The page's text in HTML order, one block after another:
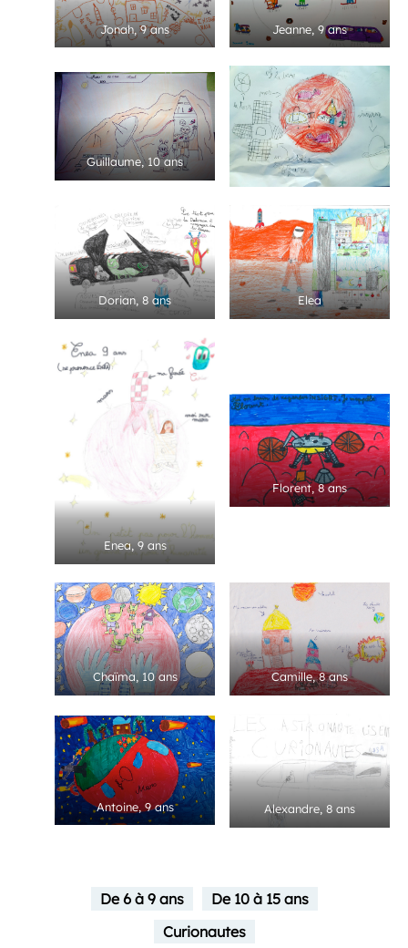
Jonah, 9 ans Jeanne, 9 ans
Guillaume, 10 ans
Dorian, 8 ans Elea
Enea, 9 ans
Florent, 8 ans
Chaïma, 10 ans Camille, 8 ans
Antoine, 9 ans Alexandre, 8 ans
De 6 à 9 ans
De 10 à 15 ans
Curionautes